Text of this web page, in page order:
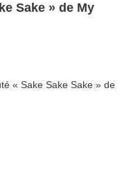
Sake » de My